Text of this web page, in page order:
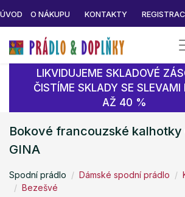
ÚVOD O NÁKUPU KONTAKTY
LIKVIDUJEME SKLADOVÉ
ČISTÍME SKLADY SE SLEVAMI
AŽ 40 %
Bokové francouzské
GINA
Spodní prádlo Dámské spodní prádlo
Bezešvé